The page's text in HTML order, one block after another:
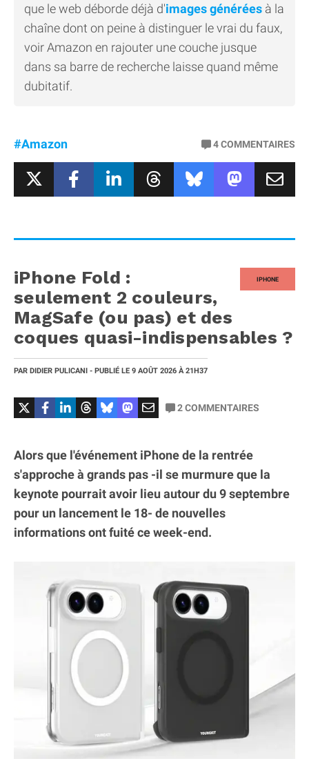
que le web déborde déjà d'images générées à la
chaîne dont on peine à distinguer le vrai du faux,
voir Amazon en rajouter une couche jusque
dans sa barre de recherche laisse quand même
dubitatif.
#Amazon 4COMMENTAIRES
IPHONE
iPhone Fold :
seulement 2 couleurs,
MagSafe (ou pas) et des
coques quasi-indispensables ?
PAR DIDIER PULICANI - PUBLIÉ LE 9 AOÛT 2026 À 21H37
2COMMENTAIRES
Alors que l'événement iPhone de la rentrée
s'approche à grands pas -il se murmure que la
keynote pourrait avoir lieu autour du 9 septembre
pour un lancement le 18- de nouvelles
informations ont fuité ce week-end.